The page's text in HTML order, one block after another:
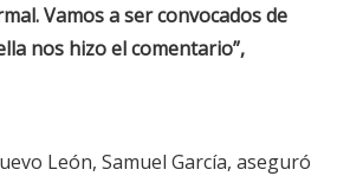
Vamos a ser convocados de
nos hizo el comentario”,
León, Samuel García, aseguró